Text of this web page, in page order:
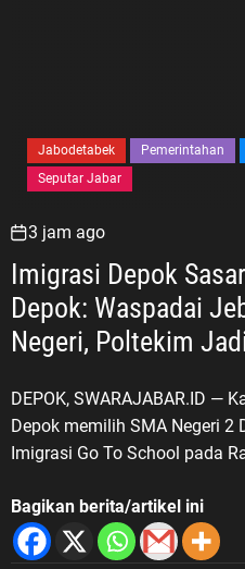
Jabodetabek Pemerintahan
Seputar Jabar
3 jam ago
Imigrasi Depok
Depok: Waspadai
DEPOK, SWARAJABAR.ID —
Depok memilih SMA Negeri 2
Imigrasi Go To School pada
Bagikan berita/artikel ini